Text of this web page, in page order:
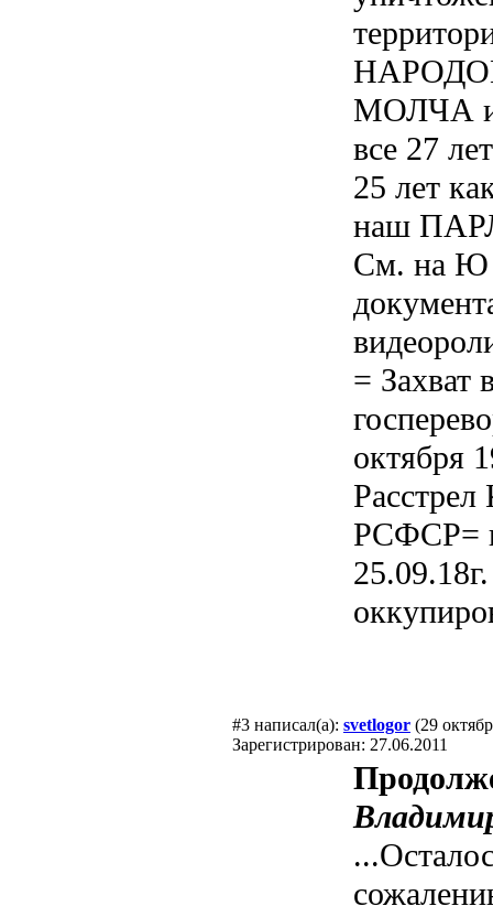
МОЛЧА и
все 27
25 лет
наш
См. на Ю
= Захват
октября
Расстрел
РСФСР=
#3 написал(а): svetlogor (29
Зарегистрирован: 27.06.2011